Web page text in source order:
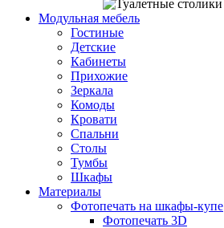
Модульная мебель
Гостиные
Детские
Кабинеты
Прихожие
Зеркала
Комоды
Кровати
Спальни
Столы
Тумбы
Шкафы
Материалы
Фотопечать на шкафы-купе
Фотопечать 3D